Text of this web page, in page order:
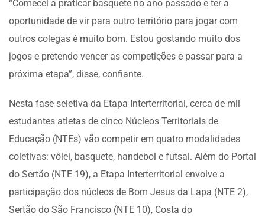
“Comecei a praticar basquete no ano passado e ter a
oportunidade de vir para outro território para jogar com
outros colegas é muito bom. Estou gostando muito dos
jogos e pretendo vencer as competições e passar para a
próxima etapa”, disse, confiante.
Nesta fase seletiva da Etapa Interterritorial, cerca de mil
estudantes atletas de cinco Núcleos Territoriais de
Educação (NTEs) vão competir em quatro modalidades
coletivas: vôlei, basquete, handebol e futsal. Além do Portal
do Sertão (NTE 19), a Etapa Interterritorial envolve a
participação dos núcleos de Bom Jesus da Lapa (NTE 2),
Sertão do São Francisco (NTE 10), Costa do